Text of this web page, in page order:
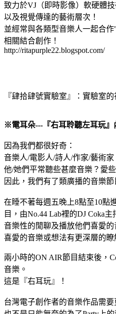
致力於VJ（即時影像）軟硬體
以及視覺傳達的藝術層次！
並經常與各類型音樂人一起合作
相關結合創作！
http://ritapurple22.blogspot.com/
『肆拾肆號實驗室』：實驗室
※電耳朵---『右耳聆聽左耳玩』
因為我們都很好奇：
音樂人/電影人/詩人/作家/藝術家
他/她們平常聽些甚麼音樂？愛
因此，我們有了類廣播的音樂節
在睡不著每週五晚上8點至10點
目，由No.44 Lab裡的DJ Coka
音樂性的閒聊及播放他們喜愛
喜愛的音樂或想法有更深層的瞭
兩小時的ON AIR節目結束後，
音樂。
這是『右耳玩』！
台灣電子創作者的音樂作品需